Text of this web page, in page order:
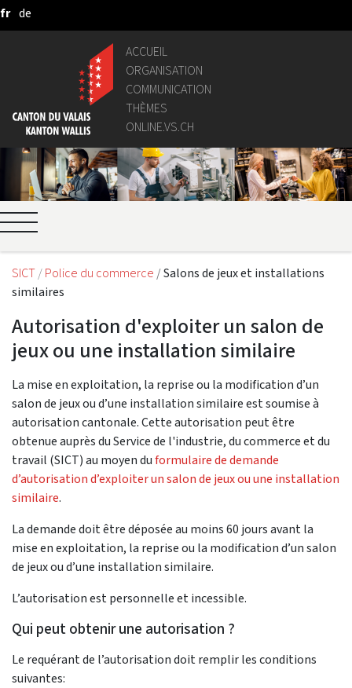
Saut au contenu principal
fr de
ACCUEIL
ORGANISATION
COMMUNICATION
THÈMES
ONLINE.VS.CH
SICT Police du commerce
Salons de jeux et installations
similaires
Autorisation d'exploiter un salon de
jeux ou une installation similaire
La mise en exploitation, la reprise ou la modification d’un
salon de jeux ou d’une installation similaire est soumise à
autorisation cantonale. Cette autorisation peut être
obtenue auprès du Service de l'industrie, du commerce et du
travail (SICT) au moyen duformulaire de demande
d’autorisation d’exploiter un salon de jeux ou une installation
similaire.
La demande doit être déposée au moins 60 jours avant la
mise en exploitation, la reprise ou la modification d’un salon
de jeux ou d’une installation similaire.
L’autorisation est personnelle et incessible.
Qui peut obtenir une autorisation ?
Le requérant de l’autorisation doit remplir les conditions
suivantes: